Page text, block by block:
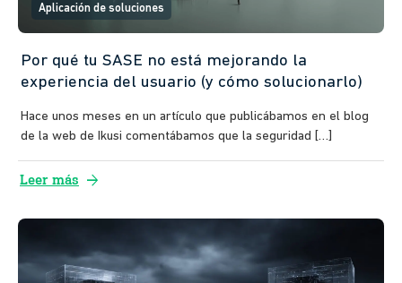
Aplicación de soluciones
Por qué tu SASE no está mejorando la
experiencia del usuario (y cómo solucionarlo)
Hace unos meses en un artículo que publicábamos en el blog
de la web de Ikusi comentábamos que la seguridad […]
Leer más arrow_forward